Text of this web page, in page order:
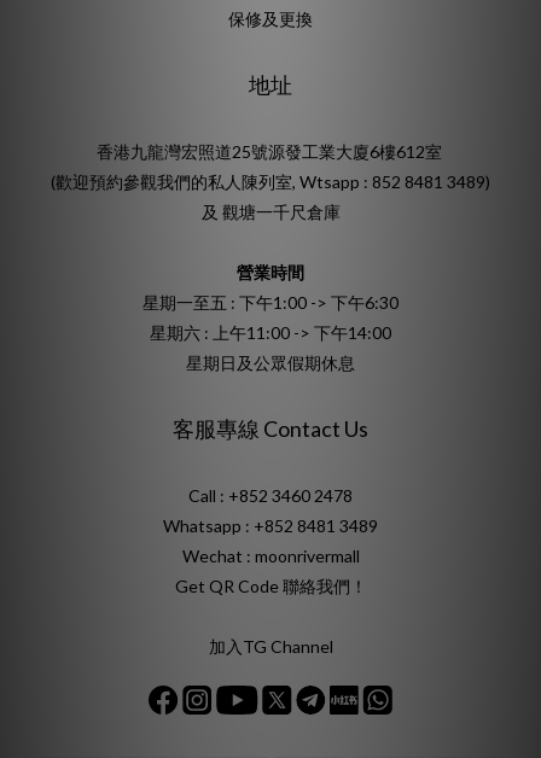
保修及更換
地址
香港九龍灣宏照道25號源發工業大廈6樓612室
(歡迎預約參觀我們的私人陳列室, Wtsapp : 852 8481 3489)
及 觀塘一千尺倉庫
營業時間
星期一至五 : 下午1:00 -> 下午6:30
星期六 : 上午11:00 -> 下午14:00
星期日及公眾假期休息
客服專線 Contact Us
Call : +852 3460 2478
Whatsapp : +852 8481 3489
Wechat : moonrivermall
Get QR Code 聯絡我們！
加入TG Channel